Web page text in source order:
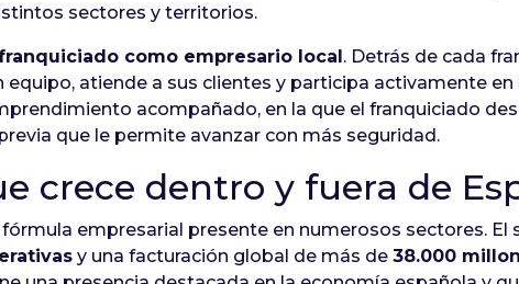
sectores y territorios.
como empresario local. Detrás de cada
atiende a sus clientes y participa activamente
acompañado, en la que el franquiciado
que le permite avanzar con más seguridad.
crece dentro y fuera de
empresarial presente en numerosos sectores. El
y una facturación global de más de 38.000